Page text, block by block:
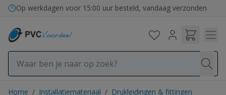
Ga naar de inhoud
Op werkdagen voor 15:00 uur besteld, vandaag verzonden
Home / Installatiemateriaal / Drukleidingen & fittingen